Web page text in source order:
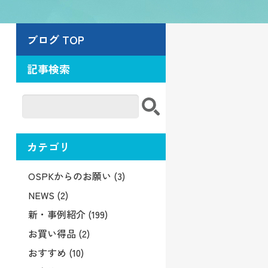
ブログ TOP
記事検索
カテゴリ
OSPKからのお願い (3)
NEWS (2)
新・事例紹介 (199)
お買い得品 (2)
おすすめ (10)